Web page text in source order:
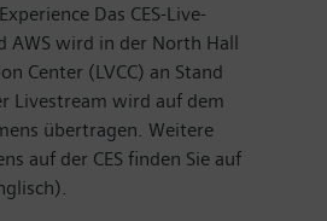
Das CES-Live-
AWS wird in der North Hall
Center (LVCC) an Stand
Livestream wird auf dem
übertragen. Weitere
auf der CES finden Sie auf